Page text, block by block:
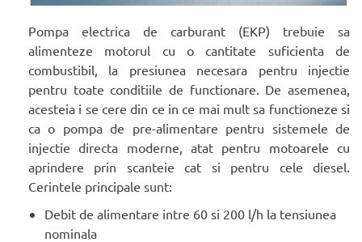
Pompa electrica de carburant (EKP) trebuie sa
alimenteze motorul cu o cantitate suficienta de
combustibil, la presiunea necesara pentru injectie
pentru toate conditiile de functionare. De asemenea,
acesteia i se cere din ce in ce mai mult sa functioneze si
ca o pompa de pre-alimentare pentru sistemele de
injectie directa moderne, atat pentru motoarele cu
aprindere prin scanteie cat si pentru cele diesel.
Cerintele principale sunt:
Debit de alimentare intre 60 si 200 l/h la tensiunea
nominala